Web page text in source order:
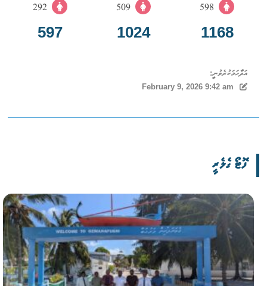
598
1168
509
1024
292
597
އަދާހަމަކުރެވުނީ:
February 9, 2026 9:42 am
ފޮޓޯ ގެލެރީ